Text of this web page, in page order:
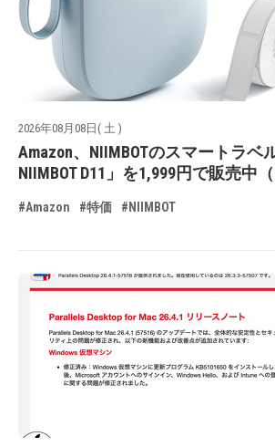
2026年08月08日( 土 )
Amazon、NIIMBOTのスマートラベ
NIIMBOT D11」を1,999円で販売中
#Amazon #特価 #NIIMBOT